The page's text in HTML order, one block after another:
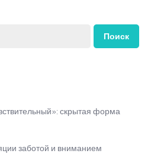
Поиск
скрытая форма
заботой и вниманием